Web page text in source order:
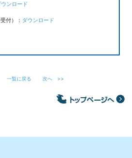
ウンロード
付）： ダウンロード
一覧に戻る 次へ>>